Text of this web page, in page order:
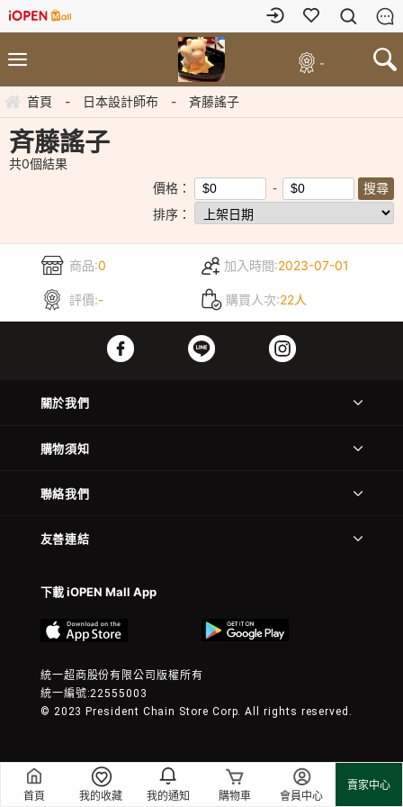
首頁 我的收藏 我的通知 購物車 會員中心
賣家中心
-
首頁 - 日本設計師布 - 斉藤謠子
斉藤謠子
共0個結果
價格：
排序：
商品:0 加入時間:2023-07-01
評價:- 購買人次:22人
關於我們
購物須知
聯絡我們
友善連結
下載 iOPEN Mall App
統一超商股份有限公司版權所有
統一編號:22555003
© 2023 President Chain Store Corp. All rights reserved.